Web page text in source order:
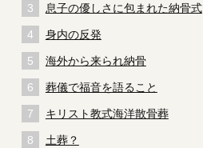
息子の優しさに包まれた納骨式
身内の反発
海外から来られ納骨
葬儀で福音を語ること
キリスト教式海洋散骨葬
土葬？